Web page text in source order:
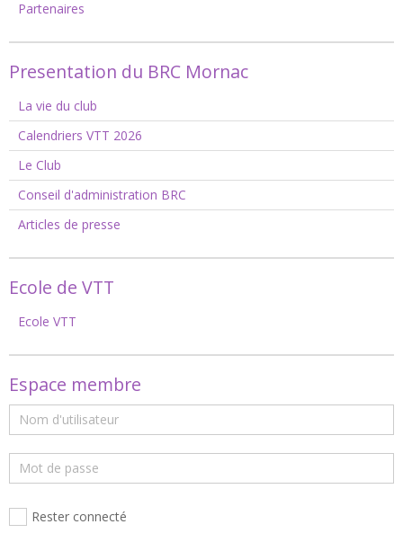
Partenaires
Presentation du BRC Mornac
La vie du club
Calendriers VTT 2026
Le Club
Conseil d'administration BRC
Articles de presse
Ecole de VTT
Ecole VTT
Espace membre
Rester connecté